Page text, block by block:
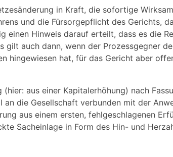
in Kraft, die sofortige
und die Fürsorgepflicht des Gerichts,
Hinweis darauf erteilt, dass es die
gilt auch dann, wenn der Prozessgegner
hingewiesen hat, für das Gericht aber
aus einer Kapitalerhöhung) nach
die Gesellschaft verbunden mit der
aus einem ersten, fehlgeschlagenen
Sacheinlage in Form des Hin- und